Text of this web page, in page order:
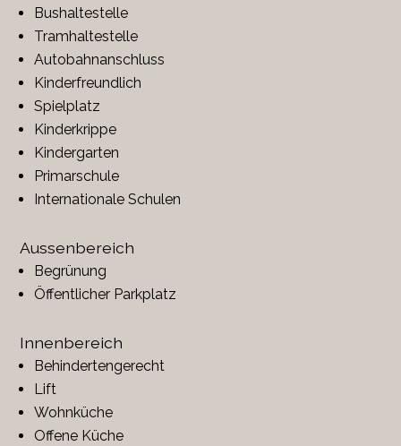
Bushaltestelle
Tramhaltestelle
Autobahnanschluss
Kinderfreundlich
Spielplatz
Kinderkrippe
Kindergarten
Primarschule
Internationale Schulen
Aussenbereich
Begrünung
Öffentlicher Parkplatz
Innenbereich
Behindertengerecht
Lift
Wohnküche
Offene Küche